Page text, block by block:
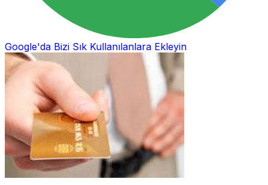
Google'da Bizi Sık Kullanılanlara Ekleyin